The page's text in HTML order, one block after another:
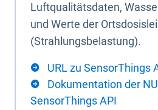
Luftqualitätsdaten,
und Werte der
(Strahlungsbelastung).
URL zu SensorThings
Dokumentation der
SensorThings API